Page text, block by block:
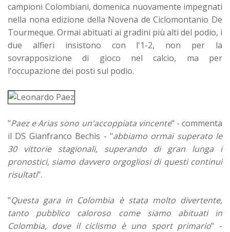
campioni Colombiani, domenica nuovamente impegnati
nella nona edizione della Novena de Ciclomontanio De
Tourmeque. Ormai abituati ai gradini più alti del podio, i
due alfieri insistono con l'1-2, non per la
sovrapposizione di gioco nel calcio, ma per
l'occupazione dei posti sul podio.
"Paez e Arias sono un'accoppiata vincente" - commenta
il DS Gianfranco Bechis - "abbiamo ormai superato le
30 vittorie stagionali, superando di gran lunga i
pronostici, siamo davvero orgogliosi di questi continui
risultati".
"Questa gara in Colombia è stata molto divertente,
tanto pubblico caloroso come siamo abituati in
Colombia, dove il ciclismo è uno sport primario" -